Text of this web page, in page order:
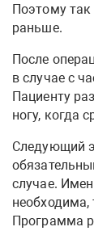
Поэтому
раньше.
После
в случае с
Пациенту
ногу, когда
Следующий
случае.
необходима,
Программа